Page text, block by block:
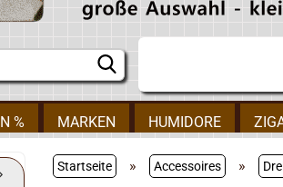
% MARKEN HUMIDORE
Startseite » Accessoires »